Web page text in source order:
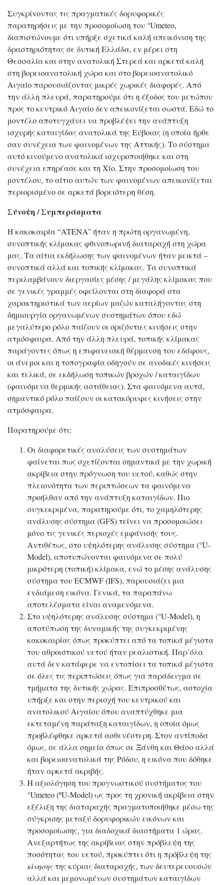
Συγκρίνοντας τις πραγματικές δορυφορικές
παρατηρήσεις με την προσομοίωση του °Umeteo,
διαπιστώνουμε ότι υπήρξε σχετικά καλή απεικόνιση της
δραστηριότητας σε δυτική Ελλάδα, εν μέρει στη
Θεσσαλία και στην ανατολική Στερεά και αρκετά καλή
στη βορειοανατολική χώρα και στο βορειοανατολικό
Αιγαίο παρουσιάζοντας μικρές χωρικές διαφορές. Από
την άλλη πλευρά, παρατηρούμε ότι η έξοδος του μετώπου
προς το κεντρικό Αιγαίο δεν απεικονίζεται σωστά. Εδώ το
μοντέλο αποτυγχάνει να προβλέψει την ανάπτυξη
ισχυρής καταιγίδας ανατολικά της Εύβοιας (η οποία ήρθε
σαν συνέχεια των φαινομένων της Αττικής). Το σύστημα
αυτό κινούμενο ανατολικά ισχυροποιήθηκε και στη
συνέχεια επηρέασε και τη Χίο. Στην προσομοίωση του
μοντέλου, το αίτιο αυτών των φαινομένων απεικονίζεται
περιορισμένο σε αρκετά βορειότερη θέση.
Σύνοψη / Συμπεράσματα
Η κακοκαιρία “ATENA” ήταν η πρώτη οργανωμένη,
συνοπτικής κλίμακας φθινοπωρινή διαταραχή στη χώρα
μας. Τα αίτια εκδήλωσης των φαινομένων ήταν μεικτά –
συνοπτικά αλλά και τοπικής κλίμακας. Τα συνοπτικά
περιλαμβάνουν διεργασίες μέσης / μεγάλης κλίμακας που
σε γενικές γραμμές οφείλονται στη διαφορά στα
χαρακτηριστικά των αερίων μαζών καταλήγοντας στη
δημιουργία οργανωμένων συστημάτων όπου εδώ
μεγαλύτερο ρόλο παίζουν οι οριζόντιες κινήσεις στην
ατμόσφαιρα. Από την άλλη πλευρά, τοπικής κλίμακας
παράγοντες όπως η επιφανειακή θέρμανση του εδάφους,
οι άνεμοι και η τοπογραφία οδηγούν σε ανοδικές κινήσεις
και τελικά, σε εκδήλωση τοπικών βροχών / καταιγίδων
(φαινόμενα θερμικής αστάθειας). Στα φαινόμενα αυτά,
σημαντικό ρόλο παίζουν οι κατακόρυφες κινήσεις στην
ατμόσφαιρα.
Παρατηρούμε ότι:
Οι διαφορετικές αναλύσεις των συστημάτων
φαίνεται πως σχετίζονται σημαντικά με την χωρική
ακρίβεια στην πρόγνωση του υετού, καθώς στην
πλειονότητα των περιπτώσεων τα φαινόμενα
προήλθαν από την ανάπτυξη καταιγίδων. Πιο
συγκεκριμένα, παρατηρούμε ότι, το χαμηλότερης
ανάλυσης σύστημα (GFS) τείνει να προσομοιώσει
μόνο τις γενικές περιοχές εμφάνισής τους.
Αντιθέτως, στο υψηλότερης ανάλυσης σύστημα (­°U-
Model), αποτυπώνονται φαινόμενα σε πολύ
μικρότερη (τοπική) κλίμακα, ενώ το μέσης ανάλυσης
σύστημα του ECMWF (IFS), παρουσιάζει μια
ενδιάμεση εικόνα. Γενικά, τα παραπάνω
αποτελέσματα είναι αναμενόμενα.
Στο υψηλότερης ανάλυσης σύστημα (°U-Model), η
αποτύπωση της δυναμικής της συγκεκριμένης
κακοκαιρίας όπως προκύπτει από τα τοπικά μέγιστα
του αθροιστικού υετού ήταν ρεαλιστική. Παρ’όλα
αυτά δεν κατάφερε να εντοπίσει τα τοπικά μέγιστα
σε όλες τις περιπτώσεις όπως για παράδειγμα σε
τμήματα της δυτικής χώρας. Επιπροσθέτως, αστοχία
υπήρξε και στην περιοχή του κεντρικού και
ανατολικού Αιγαίου όπου αναπτύχθηκε μια
εκτεταμένη παράταξη καταιγίδων, η οποία όμως
προβλέφθηκε αρκετά ασθενέστερη. Στον αντίποδα
όμως, σε άλλα σημεία όπως σε Ξάνθη και Θάσο αλλά
και βορειοανατολικά της Ρόδου, η εικόνα που δόθηκε
ήταν αρκετά ακριβής.
Η αξιολόγηση του προγνωστικού συστήματος του
°Umeteo (ºU-Model) ως προς τη χρονική ακρίβεια στην
εξέλιξη της διαταραχής πραγματοποιήθηκε μέσω της
σύγκρισης μεταξύ δορυφορικών εικόνων και
προσομοίωσης, για διαδοχικά διαστήματα 1 ώρας.
Ανεξαρτήτως της ακρίβειας στην πρόβλεψη της
ποσότητας του υετού, προκύπτει ότι η πρόβλεψη της
κίνησηςτης κύριας διαταραχής, των δευτερευουσών
αλλά και μεμονωμένων συστημάτων καταιγίδων